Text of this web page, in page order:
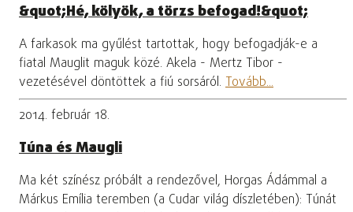
&quot;Hé, kölyök, a törzs befogad!&quot;
A farkasok ma gyűlést tartottak, hogy befogadják-e a
fiatal Mauglit maguk közé. Akela - Mertz Tibor -
vezetésével döntöttek a fiú sorsáról. Tovább...
2014. február 18.
Túna és Maugli
Ma két színész próbált a rendezővel, Horgas Ádámmal a
Márkus Emília teremben (a Cudar világ díszletében): Túnát